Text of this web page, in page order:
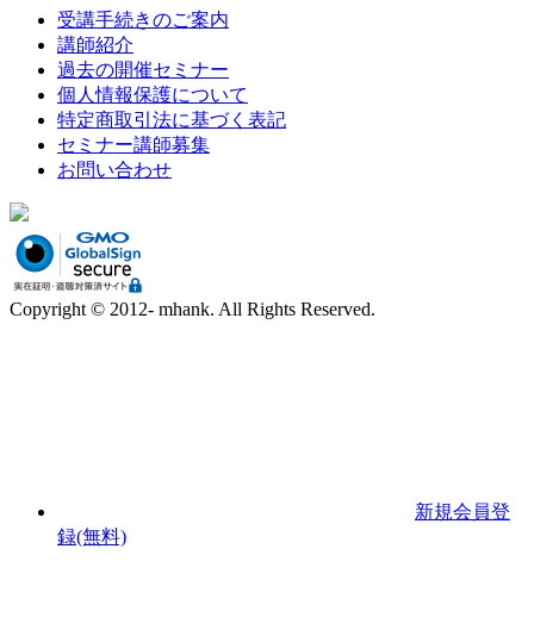
受講手続きのご案内
講師紹介
過去の開催セミナー
個人情報保護について
特定商取引法に基づく表記
セミナー講師募集
お問い合わせ
Copyright © 2012- mhank. All Rights Reserved.
新規会員登
録(無料)